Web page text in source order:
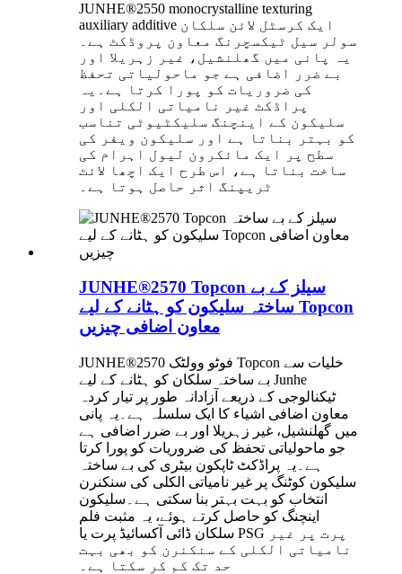
JUNHE®2550 monocrystalline texturing
auxiliary additive ایک کرسٹل لائن سلکان
سولر سیل ٹیکسچرنگ معاون پروڈکٹ ہے۔
یہ پانی میں گھلنشیل، غیر زہریلا اور
بے ضرر اضافی ہے جو ماحولیاتی تحفظ
کی ضروریات کو پورا کرتا ہے۔یہ
پراڈکٹ غیر نامیاتی الکلی اور
سلیکون کے اینچنگ سلیکٹیوٹی تناسب
کو بہتر بناتا ہے اور سلیکون ویفر کی
سطح پر ایک مائکرون لیول اہرام کی
ساخت بناتا ہے، اس طرح ایک اچھا لائٹ
ٹریپنگ اثر حاصل ہوتا ہے۔
JUNHE®2570 Topcon سیلز کے بے
ساختہ سلیکون کو ہٹانے کے لیے Topcon
معاون اضافی چیزیں
JUNHE®2570 فوٹو وولٹک Topcon خلیات سے
بے ساختہ سلکان کو ہٹانے کے لیے Junhe
ٹیکنالوجی کے ذریعے آزادانہ طور پر تیار کردہ
معاون اضافی اشیاء کا ایک سلسلہ ہے۔یہ پانی
میں گھلنشیل، غیر زہریلا اور بے ضرر اضافی ہے
جو ماحولیاتی تحفظ کی ضروریات کو پورا کرتا
ہے۔یہ پراڈکٹ ٹاپکون بیٹری کی بے ساختہ
سلیکون کوٹنگ پر غیر نامیاتی الکلی کی سنکنرن
انتخاب کو بہت بہتر بنا سکتی ہے۔سلیکون
اینچنگ کو حاصل کرتے ہوئے، یہ مثبت فلم
سلکان ڈائی آکسائیڈ پرت یا PSG پرت پر غیر
نامیاتی الکلی کے سنکنرن کو بھی بہت
حد تک کم کر سکتا ہے۔